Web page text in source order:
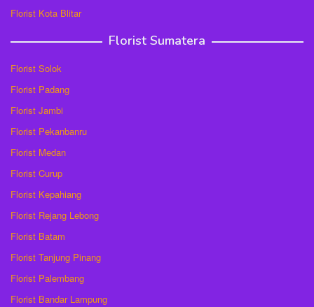
Florist Kota Blitar
Florist Sumatera
Florist Solok
Florist Padang
Florist Jambi
Florist Pekanbanru
Florist Medan
Florist Curup
Florist Kepahiang
Florist Rejang Lebong
Florist Batam
Florist Tanjung Pinang
Florist Palembang
Florist Bandar Lampung